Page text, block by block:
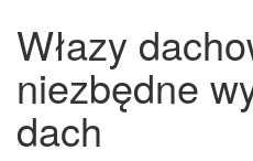
Włazy
niezbędne
dach